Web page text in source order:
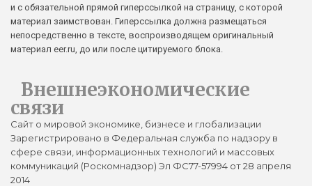
и с обязательной прямой гиперссылкой на страницу, с которой
материал заимствован. Гиперссылка должна размещаться
непосредственно в тексте, воспроизводящем оригинальный
материал eer.ru, до или после цитируемого блока.
Внешнеэкономические
связи
Сайт о мировой экономике, бизнесе и глобализации
Зарегистрировано в Федеральная служба по надзору в
сфере связи, информационных технологий и массовых
коммуникаций (Роскомнадзор) Эл ФС77-57994 от 28 апреля
2014